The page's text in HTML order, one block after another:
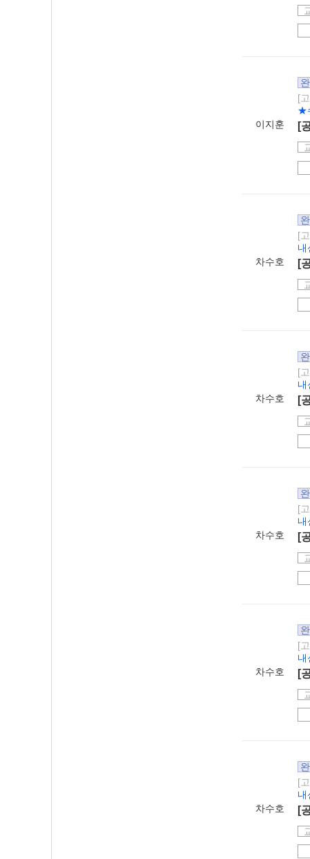
이지훈
[
★
[
차수호
[
내
[
차수호
[
내
[
차수호
[
내
[
차수호
[
내
[
차수호
[
내
[